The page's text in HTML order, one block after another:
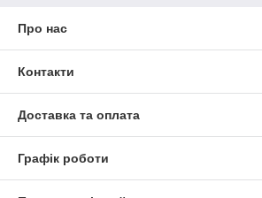
Про нас
Контакти
Доставка та оплата
Графік роботи